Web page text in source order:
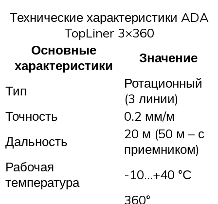
Технические характеристики ADA
TopLiner 3×360
Основные
характеристики
Значение
Тип
Ротационный
(3 линии)
Точность
0.2 мм/м
Дальность
20 м (50 м – с
приемником)
Рабочая
температура
-10…+40 °С
360°